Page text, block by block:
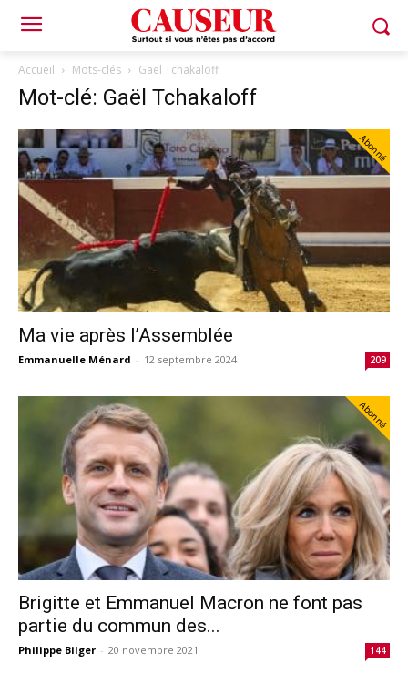
Accueil Mots-clés Gaël Tchakaloff
Mot-clé: Gaël Tchakaloff
Abonné
Ma vie après l’Assemblée
Emmanuelle Ménard - 12 septembre 2024 209
Abonné
Brigitte et Emmanuel Macron ne font pas
partie du commun des...
Philippe Bilger - 20 novembre 2021 144